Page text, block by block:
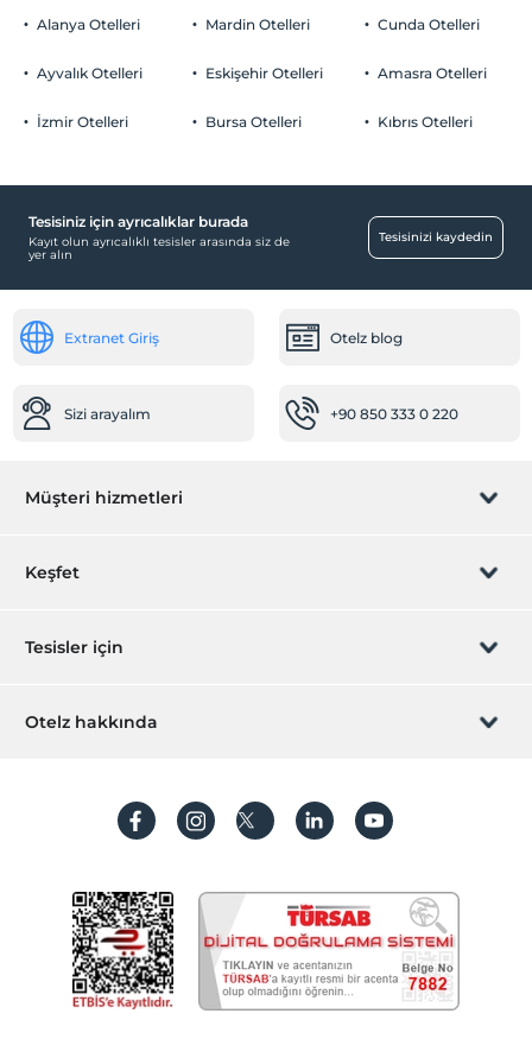
Otopark
Ücretsiz Halka Açık Otopark
Odalar
Bebek karyolası
24 saat açık resepsiyon
2 yaşına kadar olan bebekler ücretsizdir.
Alanya Otelleri
Ayvalık Otelleri
İzmir Otelleri
Mardin Otelleri
Eskişehir Otelleri
Bursa Otelleri
Cunda Otelleri
Amasra Otelleri
Kıbrıs Otelleri
Tesisiniz için ayrıcalıklar burada
Kayıt olun ayrıcalıklı tesisler arasında siz de
yer alın
Tesisinizi kaydedin
Extranet Giriş Otelz blog
Sizi arayalım +90 850 333 0 220
Müşteri hizmetleri
Rezervasyon yönet
Sıkça sorulan sorular
İşlem rehberi
Keşfet
Hediye Kart
Hesap oluştur
Tesisler için
Hemen tesisinizi ekleyin
Otelz hakkında
Koşullar ve şartlar
Aydınlatma metni